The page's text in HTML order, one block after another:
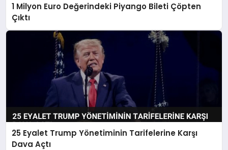
1 Milyon Euro Değerindeki Piyango Bileti Çöpten
Çıktı
25 Eyalet Trump Yönetiminin Tarifelerine Karşı
Dava Açtı